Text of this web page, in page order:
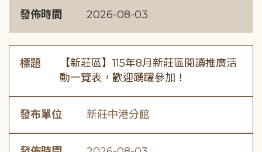
發佈時間 2026-08-03
標題
【新莊區】115年8月新莊區閱讀推廣活
動一覽表，歡迎踴躍參加！
發布單位 新莊中港分館